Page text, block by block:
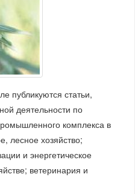
публикуются статьи,
деятельности по
комплекса в
лесное хозяйство;
и энергетическое
ветеринария и